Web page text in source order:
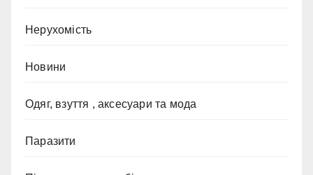
Нерухомість
Новини
Одяг, взуття , аксесуари та мода
Паразити